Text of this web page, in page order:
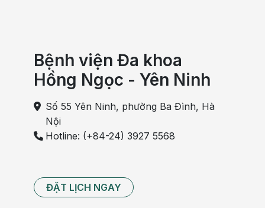
Bệnh viện Đa khoa
Hồng Ngọc - Yên Ninh
Số 55 Yên Ninh, phường Ba Đình, Hà
Nội
Hotline: (+84-24) 3927 5568
ĐẶT LỊCH NGAY